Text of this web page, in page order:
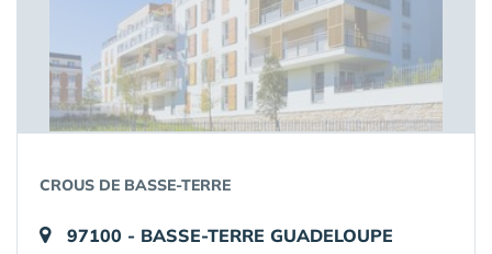
CROUS DE BASSE-TERRE
97100 - BASSE-TERRE GUADELOUPE